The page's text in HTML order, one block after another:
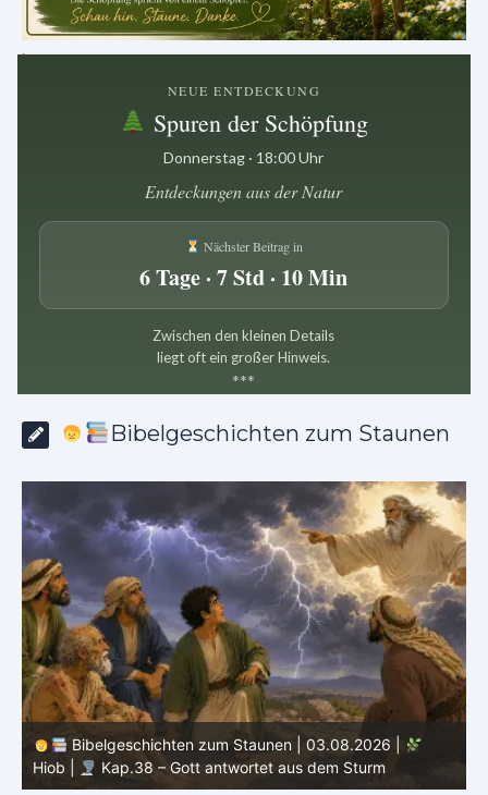
.
NEUE ENTDECKUNG
Spuren der Schöpfung
Donnerstag · 18:00 Uhr
Entdeckungen aus der Natur
Nächster Beitrag in
6 Tage · 7 Std · 10 Min
Zwischen den kleinen Details
liegt oft ein großer Hinweis.
***
Bibelgeschichten zum Staunen
Bibelgeschichten zum Staunen | 03.08.2026 |
Hiob |
Kap.38 – Gott antwortet aus dem Sturm